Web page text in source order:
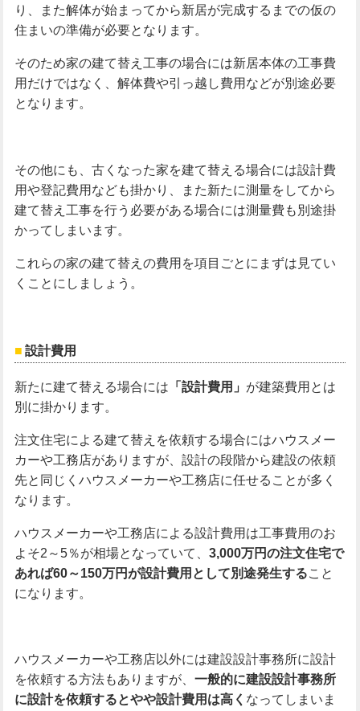
り、また解体が始まってから新居が完成するまでの仮の
住まいの準備が必要となります。
そのため家の建て替え工事の場合には新居本体の工事費
用だけではなく、解体費や引っ越し費用などが別途必要
となります。
その他にも、古くなった家を建て替える場合には設計費
用や登記費用なども掛かり、また新たに測量をしてから
建て替え工事を行う必要がある場合には測量費も別途掛
かってしまいます。
これらの家の建て替えの費用を項目ごとにまずは見てい
くことにしましょう。
設計費用
新たに建て替える場合には 「設計費用」 が建築費用とは
別に掛かります。
注文住宅による建て替えを依頼する場合にはハウスメー
カーや工務店がありますが、設計の段階から建設の依頼
先と同じくハウスメーカーや工務店に任せることが多く
なります。
ハウスメーカーや工務店による設計費用は工事費用のお
よそ2～5％が相場となっていて、 3,000万円の注文住宅で
あれば60～150万円が設計費用として別途発生すること
になります。
ハウスメーカーや工務店以外には建設設計事務所に設計
を依頼する方法もありますが、 一般的に建設設計事務所
に設計を依頼するとやや設計費用は高く なってしまいま